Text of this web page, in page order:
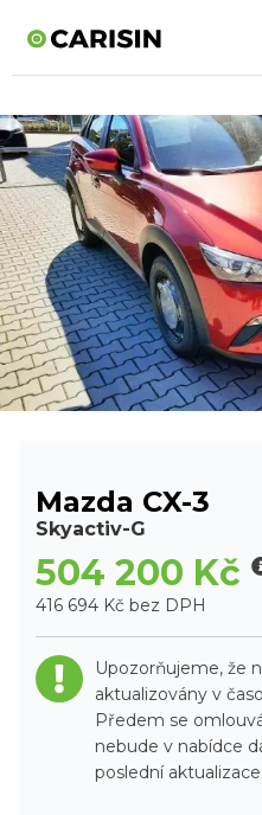
Mazda CX-3
Skyactiv-G
504 200 Kč
416 694 Kč bez DPH
Upozorňujeme, že
aktualizovány v
Předem se
nebude v nabídce
poslední aktualizace: